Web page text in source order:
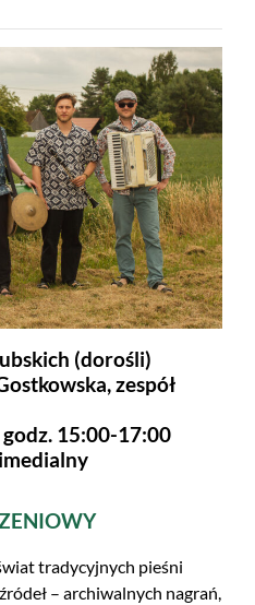
(dorośli)
zespół
15:00-17:00
tradycyjnych pieśni
– archiwalnych nagrań,